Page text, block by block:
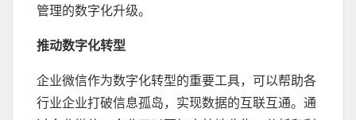
管理的数字化升级。
推动数字化转型
企业微信作为数字化转型的重要工具，可以帮助各
行业企业打破信息孤岛，实现数据的互联互通。通